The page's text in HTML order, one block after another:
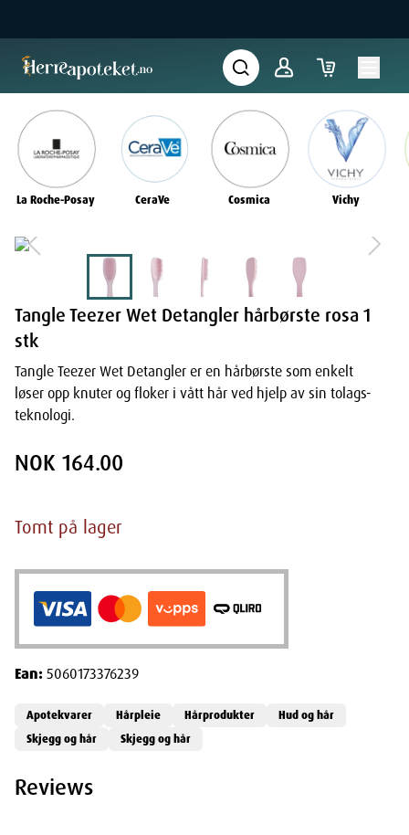
La Roche-Posay CeraVe Cosmica Vichy
Tangle Teezer Wet Detangler hårbørste rosa 1
stk
Tangle Teezer Wet Detangler er en hårbørste som enkelt
løser opp knuter og floker i vått hår ved hjelp av sin tolags-
teknologi.
NOK 164.00
Tomt på lager
Ean:5060173376239
Apotekvarer Hårpleie Hårprodukter
Hud og hår
Skjegg og hår
Skjegg og hår
Reviews